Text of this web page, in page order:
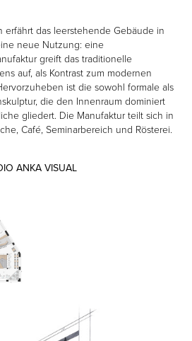
erfährt das leerstehende Gebäude in
neue Nutzung: eine
greift das traditionelle
auf, als Kontrast zum modernen
ist die sowohl formale als
die den Innenraum dominiert
gliedert. Die Manufaktur teilt sich in
Café, Seminarbereich und Rösterei.
ANKA VISUAL